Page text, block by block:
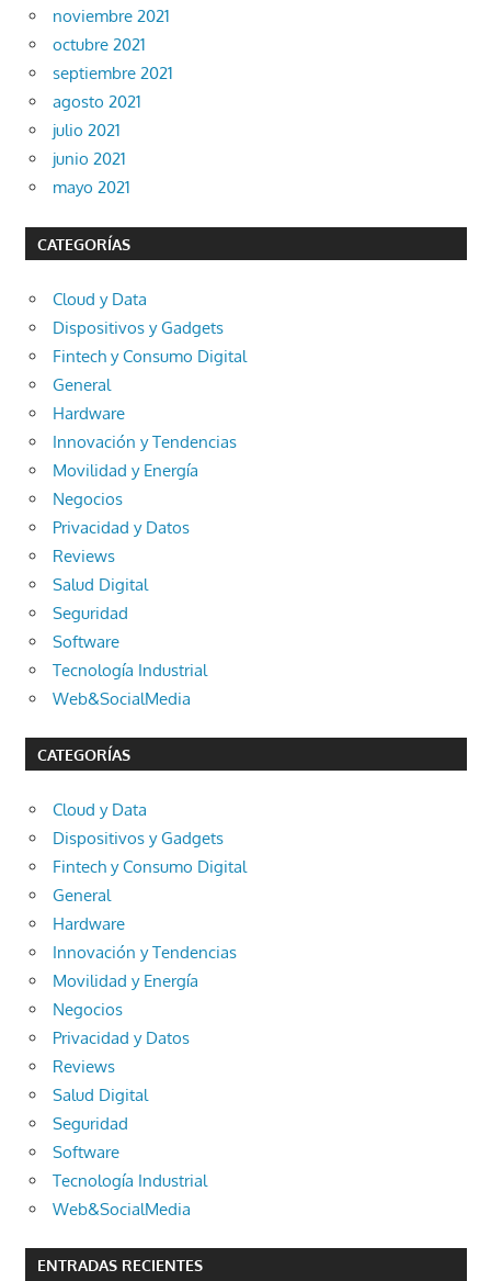
noviembre 2021
octubre 2021
septiembre 2021
agosto 2021
julio 2021
junio 2021
mayo 2021
CATEGORÍAS
Cloud y Data
Dispositivos y Gadgets
Fintech y Consumo Digital
General
Hardware
Innovación y Tendencias
Movilidad y Energía
Negocios
Privacidad y Datos
Reviews
Salud Digital
Seguridad
Software
Tecnología Industrial
Web&SocialMedia
CATEGORÍAS
Cloud y Data
Dispositivos y Gadgets
Fintech y Consumo Digital
General
Hardware
Innovación y Tendencias
Movilidad y Energía
Negocios
Privacidad y Datos
Reviews
Salud Digital
Seguridad
Software
Tecnología Industrial
Web&SocialMedia
ENTRADAS RECIENTES